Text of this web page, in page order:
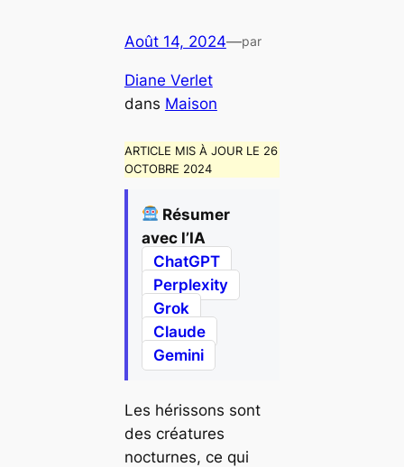
Août 14, 2024—par
Diane Verlet
dans Maison
ARTICLE MIS À JOUR LE 26
OCTOBRE 2024
Résumer
avec l’IA
ChatGPT
Perplexity
Grok
Claude
Gemini
Les hérissons sont
des créatures
nocturnes, ce qui